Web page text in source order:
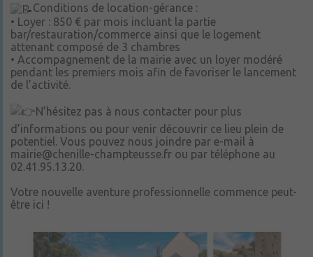
Conditions de location-gérance :
• Loyer : 850 € par mois incluant la partie
bar/restauration/commerce ainsi que le logement
attenant composé de 3 chambres
• Accompagnement de la mairie avec un loyer modéré
pendant les premiers mois afin de favoriser le lancement
de l’activité.
N’hésitez pas à nous contacter pour plus
d’informations ou pour venir découvrir ce lieu plein de
potentiel. Vous pouvez nous joindre par e-mail à
mairie@chenille-champteusse.fr ou par téléphone au
02.41.95.13.20.
Votre nouvelle aventure professionnelle commence peut-
être ici !